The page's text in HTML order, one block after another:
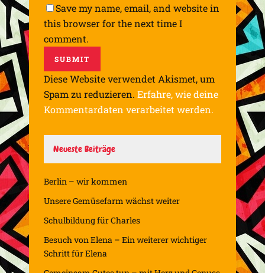
Save my name, email, and website in
this browser for the next time I
comment.
Diese Website verwendet Akismet, um
Spam zu reduzieren. Erfahre, wie deine
Kommentardaten verarbeitet werden.
Neueste Beiträge
Berlin – wir kommen
Unsere Gemüsefarm wächst weiter
Schulbildung für Charles
Besuch von Elena – Ein weiterer wichtiger
Schritt für Elena